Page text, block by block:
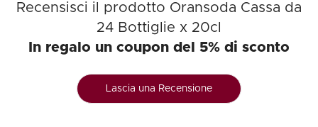
Recensisci il prodotto Oransoda Cassa da
24 Bottiglie x 20cl
In regalo un coupon del 5% di sconto
Lascia una Recensione